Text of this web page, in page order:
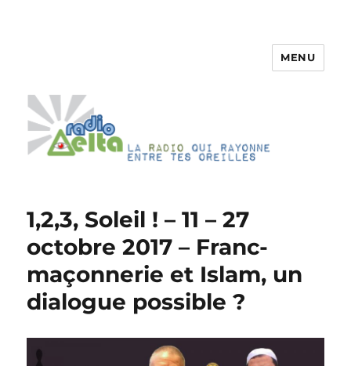
MENU
1,2,3, Soleil ! – 11 – 27
octobre 2017 – Franc-
maçonnerie et Islam, un
dialogue possible ?